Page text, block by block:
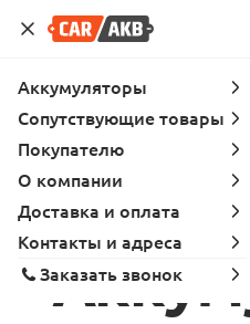
Адреса магазинов
Услуги Вопрос-ответ
Главная Каталог
Аккумуляторы
Сопутствующие товары
Покупателю
О компании
Доставка и оплата
Контакты и адреса
Заказать звонок